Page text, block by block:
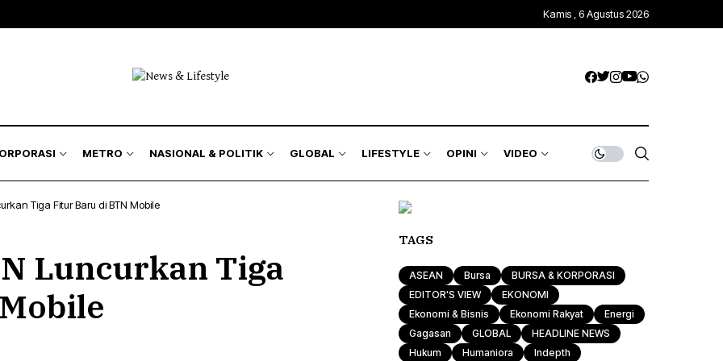
Kamis , 6 Agustus 2026
METRO NASIONAL & POLITIK GLOBAL LIFESTYLE OPINI VIDEO
Tiga Fitur Baru di BTN Mobile
Luncurkan Tiga
TAGS
ASEAN Bursa
BURSA & KORPORASI
EDITOR'S VIEW
EKONOMI
Ekonomi & Bisnis
Ekonomi Rakyat
Energi
Gagasan
GLOBAL
HEADLINE NEWS
Hukum
Humaniora
Indepth